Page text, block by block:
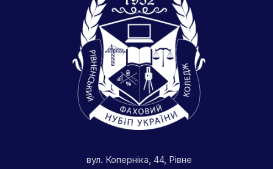
вул. Коперніка, 44, Рівне